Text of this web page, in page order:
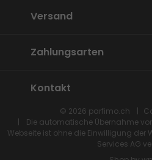
Versand
Zahlungsarten
Kontakt
© 2026 parfimo.ch
Die automatische Übernahme
Webseite ist ohne die Einwilligung der
Services AG